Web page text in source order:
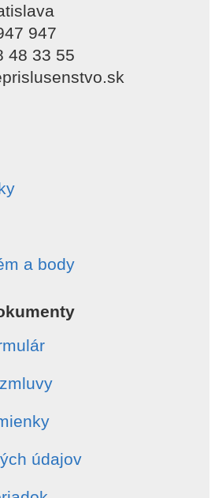
947
48 33 55
a body
údajov